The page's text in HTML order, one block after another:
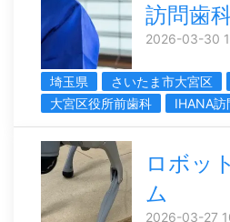
訪問歯
2026-03-30
埼玉県 さいたま市大宮区
大宮区役所前歯科
IHANA
ロボッ
ム
2026-03-27